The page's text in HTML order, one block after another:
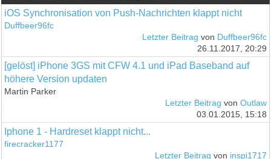
iOS Synchronisation von Push-Nachrichten klappt nicht
Duffbeer96fc
Letzter Beitrag von Duffbeer96fc
26.11.2017, 20:29
[gelöst] iPhone 3GS mit CFW 4.1 und iPad Baseband auf
höhere Version updaten
Martin Parker
Letzter Beitrag von Outlaw
03.01.2015, 15:18
Iphone 1 - Hardreset klappt nicht...
firecracker1177
Letzter Beitrag von inspi1717